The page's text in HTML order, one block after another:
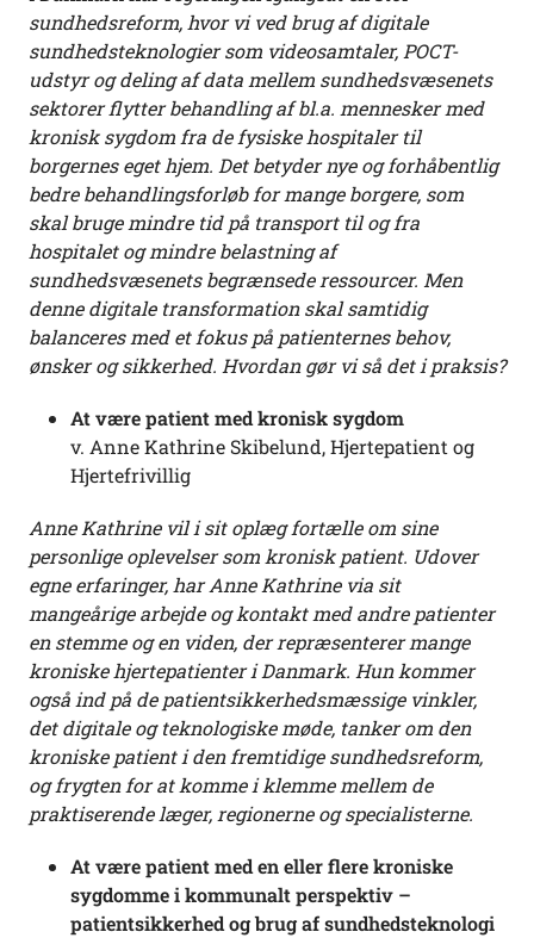
sundhedsreform, hvor vi ved brug af digitale
sundhedsteknologier som videosamtaler, POCT-
udstyr og deling af data mellem sundhedsvæsenets
sektorer flytter behandling af bl.a. mennesker med
kronisk sygdom fra de fysiske hospitaler til
borgernes eget hjem. Det betyder nye og forhåbentlig
bedre behandlingsforløb for mange borgere, som
skal bruge mindre tid på transport til og fra
hospitalet og mindre belastning af
sundhedsvæsenets begrænsede ressourcer. Men
denne digitale transformation skal samtidig
balanceres med et fokus på patienternes behov,
ønsker og sikkerhed. Hvordan gør vi så det i praksis?
At være patient med kronisk sygdom
v. Anne Kathrine Skibelund, Hjertepatient og
Hjertefrivillig
Anne Kathrine vil i sit oplæg fortælle om sine
personlige oplevelser som kronisk patient. Udover
egne erfaringer, har Anne Kathrine via sit
mangeårige arbejde og kontakt med andre patienter
en stemme og en viden, der repræsenterer mange
kroniske hjertepatienter i Danmark. Hun kommer
også ind på de patientsikkerhedsmæssige vinkler,
det digitale og teknologiske møde, tanker om den
kroniske patient i den fremtidige sundhedsreform,
og frygten for at komme i klemme mellem de
praktiserende læger, regionerne og specialisterne.
At være patient med en eller flere kroniske
sygdomme i kommunalt perspektiv –
patientsikkerhed og brug af sundhedsteknologi